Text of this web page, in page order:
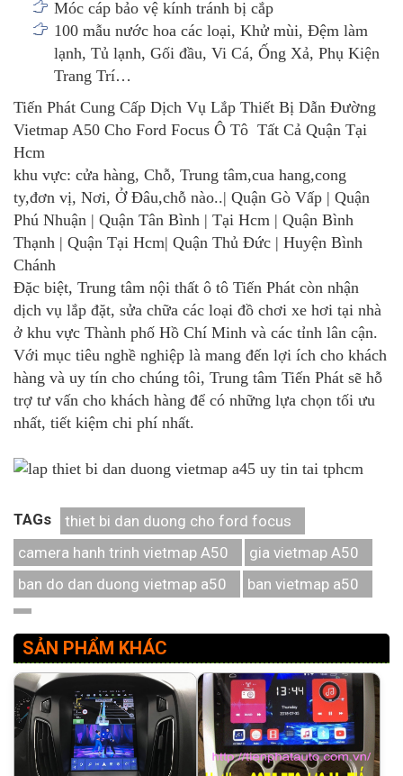
Móc cáp bảo vệ kính tránh bị cắp
100 mẫu nước hoa các loại, Khử mùi, Đệm làm
lạnh, Tủ lạnh, Gối đầu, Vi Cá, Ống Xả, Phụ Kiện
Trang Trí…
Tiến Phát Cung Cấp Dịch Vụ Lắp Thiết Bị Dẫn Đường
Vietmap A50 Cho Ford Focus Ô Tô Tất Cả Quận Tại
Hcm
khu vực: cửa hàng, Chỗ, Trung tâm,cua hang,cong
ty,đơn vị, Nơi, Ở Đâu,chỗ nào..| Quận Gò Vấp | Quận
Phú Nhuận | Quận Tân Bình | Tại Hcm | Quận Bình
Thạnh | Quận Tại Hcm| Quận Thủ Đức | Huyện Bình
Chánh
Đặc biệt, Trung tâm nội thất ô tô Tiến Phát còn nhận
dịch vụ lắp đặt, sửa chữa các loại đồ chơi xe hơi tại nhà
ở khu vực Thành phố Hồ Chí Minh và các tỉnh lân cận.
Với mục tiêu nghề nghiệp là mang đến lợi ích cho khách
hàng và uy tín cho chúng tôi, Trung tâm Tiến Phát sẽ hỗ
trợ tư vấn cho khách hàng để có những lựa chọn tối ưu
nhất, tiết kiệm chi phí nhất.
TAGs
thiet bi dan duong cho ford focus
camera hanh trinh vietmap A50
gia vietmap A50
ban do dan duong vietmap a50
ban vietmap a50
SẢN PHẨM KHÁC